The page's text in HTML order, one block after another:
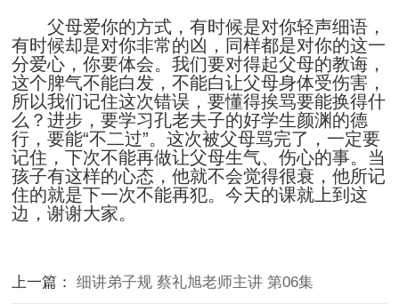
父母爱你的方式，有时候是对你轻声细语，
有时候却是对你非常的凶，同样都是对你的这一
分爱心，你要体会。我们要对得起父母的教诲，
这个脾气不能白发，不能白让父母身体受伤害，
所以我们记住这次错误，要懂得挨骂要能换得什
么？进步，要学习孔老夫子的好学生颜渊的德
行，要能“不二过”。这次被父母骂完了，一定要
记住，下次不能再做让父母生气、伤心的事。当
孩子有这样的心态，他就不会觉得很衰，他所记
住的就是下一次不能再犯。今天的课就上到这
边，谢谢大家。
上一篇：细讲弟子规 蔡礼旭老师主讲 第06集